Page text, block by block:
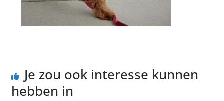
Je zou ook interesse kunnen
hebben in